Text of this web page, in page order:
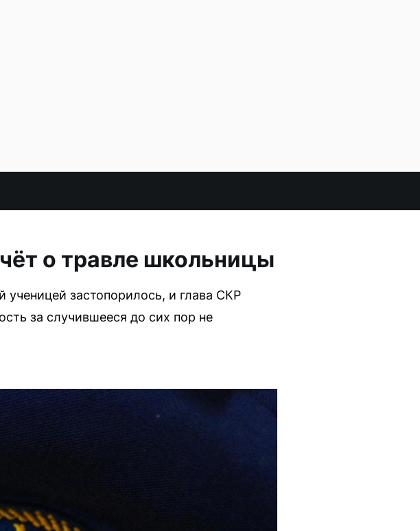
о травле школьницы
ученицей застопорилось, и глава СКР
за случившееся до сих пор не